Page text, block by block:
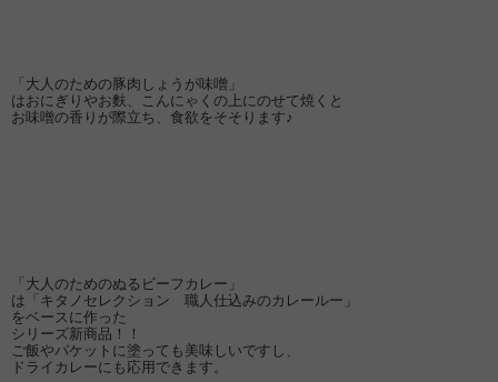
「大人のための豚肉しょうが味噌」
はおにぎりやお麩、こんにゃくの上にのせて焼くと
お味噌の香りが際立ち、食欲をそそります♪
「大人のためのぬるビーフカレー」
は「キタノセレクション 職人仕込みのカレールー」
をベースに作った
シリーズ新商品！！
ご飯やバケットに塗っても美味しいですし、
ドライカレーにも応用できます。